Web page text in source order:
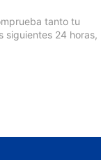
tanto tu
siguientes 24 horas,